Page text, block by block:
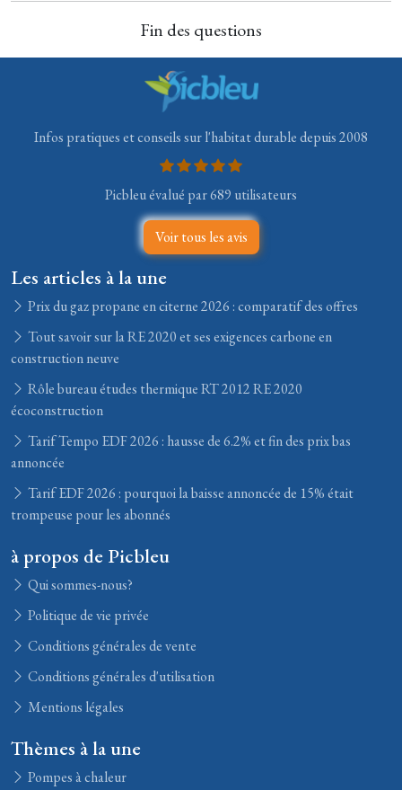
Fin des questions
Infos pratiques et conseils sur l'habitat durable depuis 2008
Picbleu évalué par 689 utilisateurs
Voir tous les avis
Les articles à la une
Prix du gaz propane en citerne 2026 : comparatif des offres
Tout savoir sur la RE 2020 et ses exigences carbone en
construction neuve
Rôle bureau études thermique RT 2012 RE 2020
écoconstruction
Tarif Tempo EDF 2026 : hausse de 6.2% et fin des prix bas
annoncée
Tarif EDF 2026 : pourquoi la baisse annoncée de 15% était
trompeuse pour les abonnés
à propos de Picbleu
Qui sommes-nous?
Politique de vie privée
Conditions générales de vente
Conditions générales d'utilisation
Mentions légales
Thèmes à la une
Pompes à chaleur